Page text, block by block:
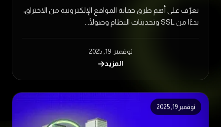
تعرّف على أهم طرق حماية المواقع الإلكترونية من الاختراق،
بدءًا من SSL وتحديثات النظام وصولًا...
نوفمبر 19, 2025
المزيد
نوفمبر 19, 2025